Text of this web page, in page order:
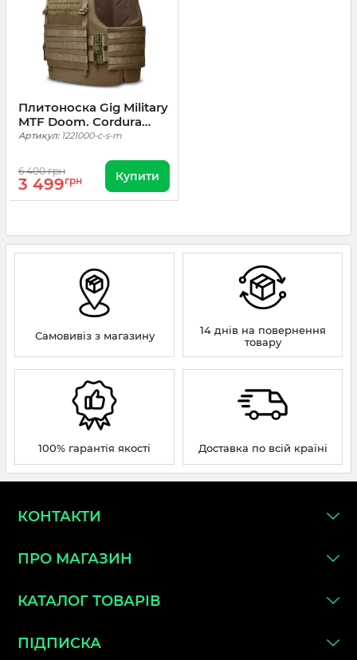
Плитоноска Gig Military
MTF Doom. Cordura
1000. Койот
Артикул: 1221000-c-s-m
6 400 грн
3 499грн Купити
Самовивіз з магазину
14 днів на повернення
товару
100% гарантія якості Доставка по всій країні
КОНТАКТИ
ПРО МАГАЗИН
КАТАЛОГ ТОВАРІВ
ПІДПИСКА